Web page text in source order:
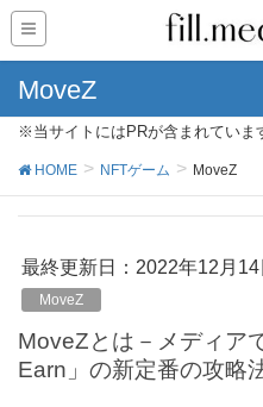
MoveZ
※当サイトにはPRが含まれていま
HOME NFTゲーム MoveZ
最終更新日：2022年12月14
MoveZ
MoveZとは－メディア
Earn」の新定番の攻略